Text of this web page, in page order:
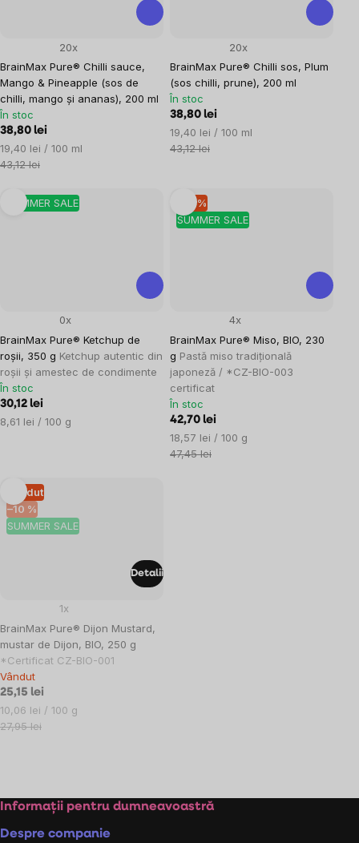
BrainMax Pure® Chilli sauce,
Mango & Pineapple (sos de
chilli, mango și ananas), 200 ml
20x
În stoc
38,80 lei
Evaluare
preţ:
19,40 lei / 100 ml
43,12 lei
BrainMax Pure® Chilli sos, Plum
(sos chilli, prune), 200 ml
20x
În stoc
38,80 lei
Evaluare
preţ:
19,40 lei / 100 ml
43,12 lei
SUMMER SALE
BrainMax Pure® Ketchup de
roșii, 350 g Ketchup autentic din
roșii și amestec de condimente
0x
În stoc
30,12 lei
Evaluare
8,61 lei / 100 g
SUMMER SALE
–10 %
BrainMax Pure® Miso, BIO, 230
g Pastă miso tradițională
japoneză / *CZ-BIO-003
certificat
4x
În stoc
42,70 lei
Evaluare
preţ:
18,57 lei / 100 g
47,45 lei
SUMMER SALE
Vândut
–10 %
BrainMax Pure® Dijon Mustard,
mustar de Dijon, BIO, 250 g
*Certificat CZ-BIO-001
1x
Vândut
25,15 lei
Evaluare
preţ:
10,06 lei / 100 g
27,95 lei
Detalii
listărilor
Subsol
Informații pentru dumneavoastră
Despre companie